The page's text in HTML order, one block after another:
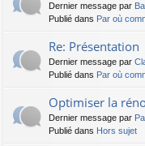
Dernier message par
Publié dans Par où
Re: Présentation
Dernier message par
Publié dans Par où
Optimiser la
Dernier message par
Publié dans Hors sujet